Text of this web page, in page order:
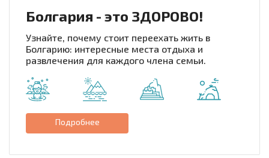
Болгария - это ЗДОРОВО!
Узнайте, почему стоит переехать жить в
Болгарию: интересные места отдыха и
развлечения для каждого члена семьи.
Подробнее